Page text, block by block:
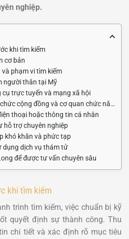
nghiệp.
khi tìm kiếm
cơ bản
phạm vi tìm kiếm
người thân tại Mỹ
cụ trực tuyến và mạng xã hội
cộng đồng và cơ quan chức năng
thoại hoặc thông tin cá nhân
hỗ trợ chuyên nghiệp
khó khăn và phức tạp
dụng dịch vụ thám tử
để được tư vấn chuyên sâu
khi tìm kiếm
trình tìm kiếm, việc chuẩn bị kỹ
quyết định sự thành công. Thu
chi tiết và xác định rõ mục tiêu